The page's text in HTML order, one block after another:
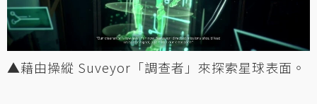
▲藉由操縱 Suveyor「調查者」來探索星球表面。